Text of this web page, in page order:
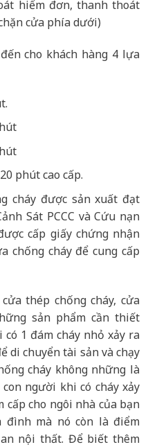
hiểm đơn, thanh thoát
cửa phía dưới)
cho khách hàng 4 lựa
phút cao cấp.
cháy được sản xuất đạt
Sát PCCC và Cứu nạn
cấp giấy chứng nhận
chống cháy để cung cấp
thép chống cháy, cửa
sản phẩm cần thiết
1 đám cháy nhỏ xảy ra
di chuyển tài sản và chạy
cháy không những là
người khi có cháy xảy
cấp cho ngôi nhà của bạn
đình mà nó còn là điểm
nội thất. Để biết thêm